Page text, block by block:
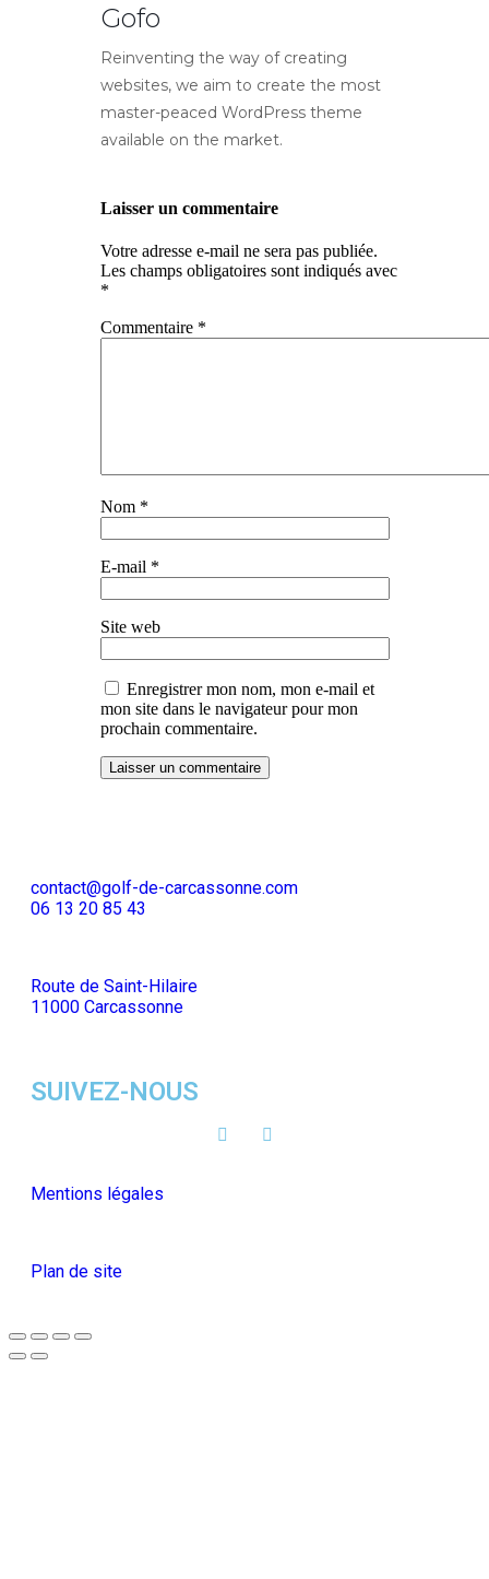
Gofo
Reinventing the way of creating
websites, we aim to create the most
master-peaced WordPress theme
available on the market.
Laisser un commentaire
Votre adresse e-mail ne sera pas publiée.
Les champs obligatoires sont indiqués avec
*
Commentaire *
Nom *
E-mail *
Site web
Enregistrer mon nom, mon e-mail et
mon site dans le navigateur pour mon
prochain commentaire.
contact@golf-de-carcassonne.com
06 13 20 85 43
Route de Saint-Hilaire
11000 Carcassonne
SUIVEZ-NOUS
Mentions légales
Plan de site